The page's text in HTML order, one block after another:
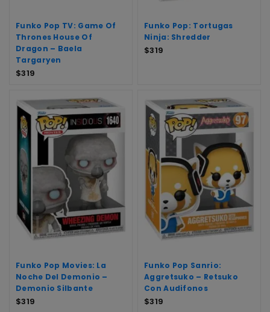
Funko Pop TV: Game Of
Thrones House Of
Dragon – Baela
Targaryen
$319
Funko Pop: Tortugas
Ninja: Shredder
$319
Funko Pop Movies: La
Noche Del Demonio –
Demonio Silbante
$319
Funko Pop Sanrio:
Aggretsuko – Retsuko
Con Audifonos
$319